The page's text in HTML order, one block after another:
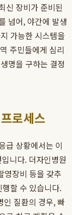
신 장비가 준비된
넘어, 야간에 발생
가능한 시스템을
주민들에게 심리
명을 구하는 결정
로세스
급 상황에서는 이
니다. 더자인병원
영장비 등을 갖추
할 수 있습니다.
인 질환의 경우, 빠